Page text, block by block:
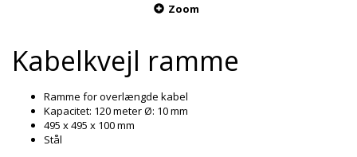
Zoom
Kabelkvejl ramme
Ramme for overlængde kabel
Kapacitet: 120 meter Ø: 10 mm
495 x 495 x 100 mm
Stål